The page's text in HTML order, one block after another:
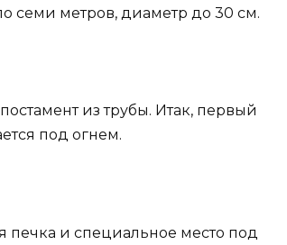
семи метров, диаметр до 30 см.
из трубы. Итак, первый
под огнем.
печка и специальное место под